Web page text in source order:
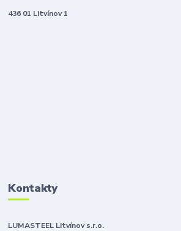
436 01 Litvínov 1
Kontakty
LUMASTEEL Litvínov s.r.o.